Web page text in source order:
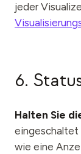
jeder
6.
Halten Sie
eingeschaltet
wie eine